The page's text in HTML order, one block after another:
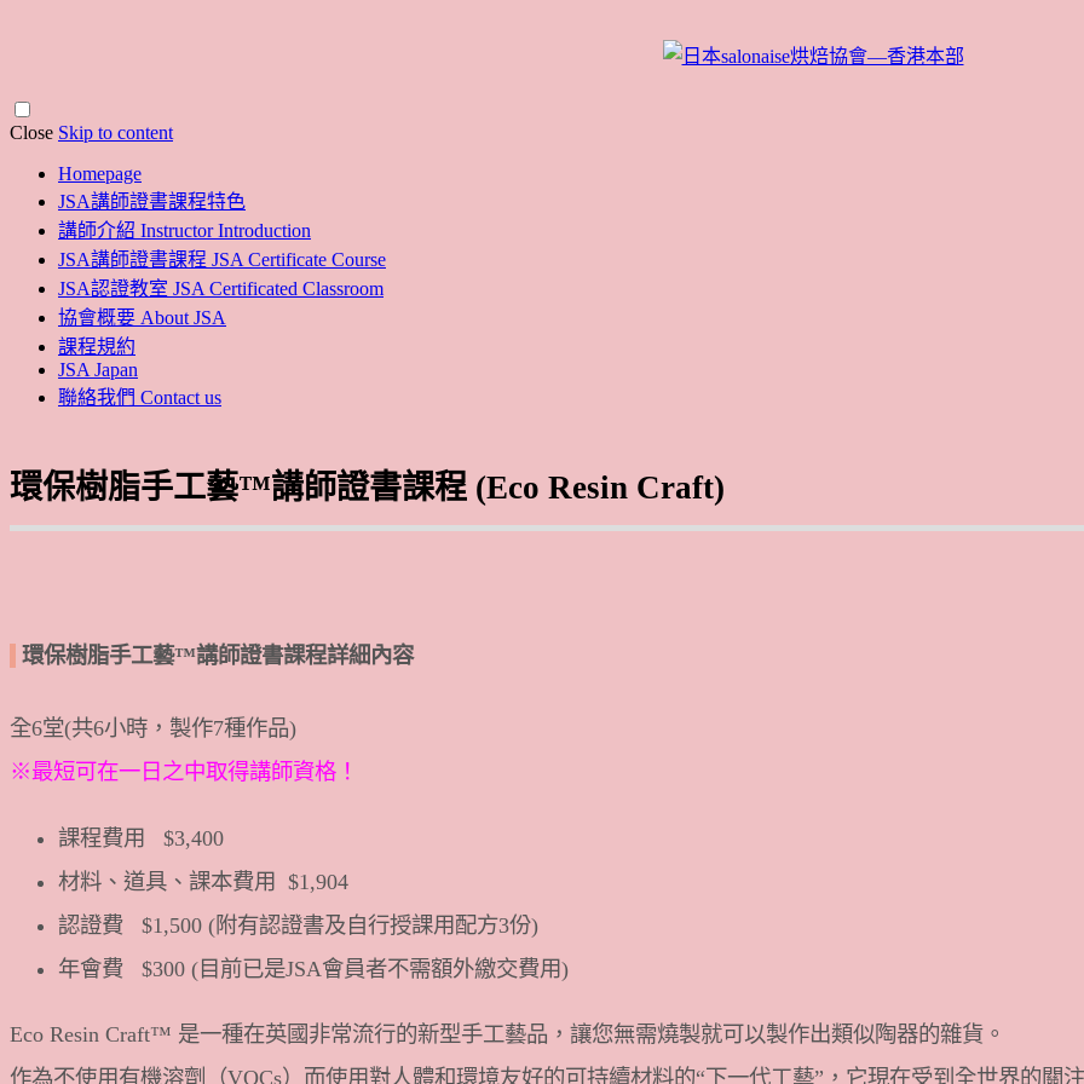
Close Skip to content
Homepage
JSA講師證書課程特色
講師介紹 Instructor Introduction
JSA講師證書課程 JSA Certificate Course
JSA認證教室 JSA Certificated Classroom
協會概要 About JSA
課程規約
JSA Japan
聯絡我們 Contact us
環保樹脂手工藝™講師證書課程 (Eco Resin Craft)
環保樹脂手工藝™講師證書課程詳細內容
全6堂(共6小時，製作7種作品)
※最短可在一日之中取得講師資格！
課程費用
$3,400
材料、道具、課本費用
$1,904
認證費
$1,500 (附有認證書及自行授課用配方3份)
年會費
$300 (目前已是JSA會員者不需額外繳交費用)
Eco Resin Craft™ 是一種在英國非常流行的新型手工藝品，讓您無需燒製就可以製作出類似陶器的雜貨。
作為不使用有機溶劑（VOCs）而使用對人體和環境友好的可持續材料的“下一代工藝”，它現在受到全世界的關